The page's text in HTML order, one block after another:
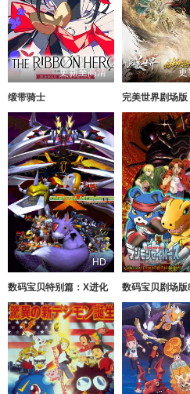
更新至高清
缎带骑士
更
完美世界剧场版
HD
数码宝贝特别篇：X进化